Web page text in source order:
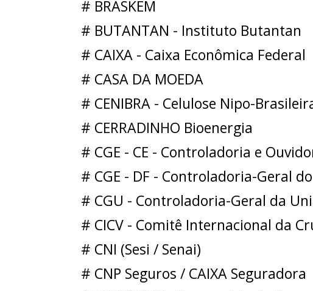
# BRASKEM
# BUTANTAN - Instituto Butantan
# CAIXA - Caixa Econômica Federal
# CASA DA MOEDA
# CENIBRA - Celulose Nipo-
# CERRADINHO Bioenergia
# CGE - CE - Controladoria e
# CGE - DF - Controladoria-Geral
# CGU - Controladoria-Geral da
# CICV - Comitê Internacional da
# CNI (Sesi / Senai)
# CNP Seguros / CAIXA Seguradora